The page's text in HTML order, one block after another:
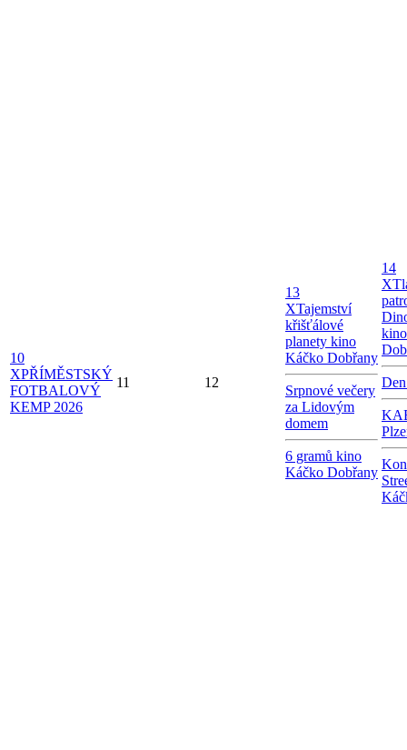
10
XPŘÍMĚSTSKÝ
FOTBALOVÝ
KEMP 2026
11 12
13
XTajemství
křišťálové
planety kino
Káčko Dobřany
Srpnové večery
za Lidovým
domem
6 gramů kino
Káčko Dobřany
14
X